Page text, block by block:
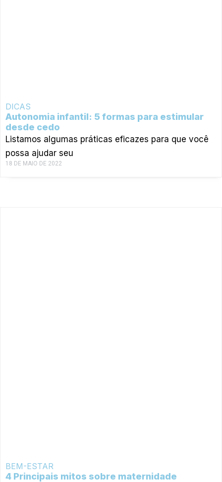
DICAS
Autonomia infantil: 5 formas para estimular
desde cedo
Listamos algumas práticas eficazes para que você
possa ajudar seu
18 DE MAIO DE 2022
BEM-ESTAR
4 Principais mitos sobre maternidade